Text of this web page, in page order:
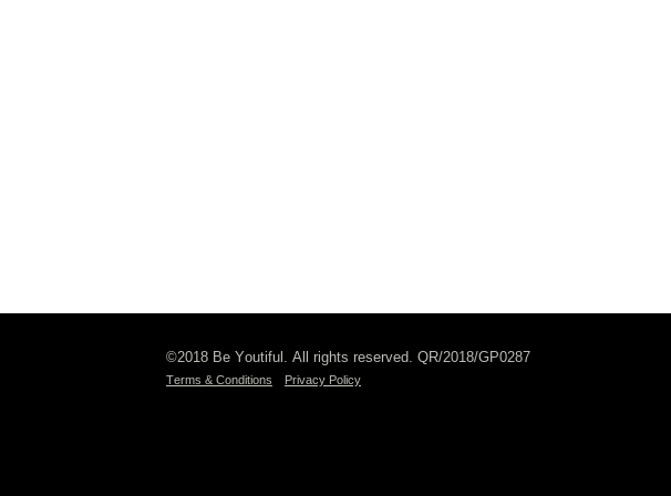
©2018 Be Youtiful. All rights reserved. QR/2018/GP0287
Terms & Conditions Privacy Policy